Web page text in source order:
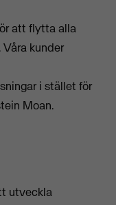
att flytta alla
kunder
i stället för
Moan.
utveckla